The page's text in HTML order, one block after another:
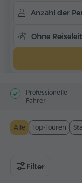
Anzahl der
Ohne
Professionelle
Fahrer
Alle Top-Touren
Filter